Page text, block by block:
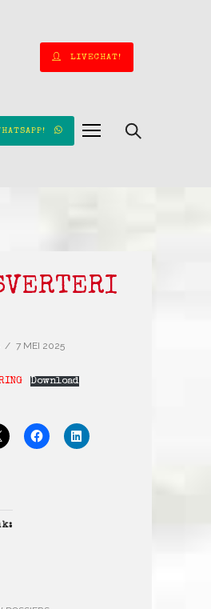
LIVECHAT!
/ 7 MEI 2025
Download